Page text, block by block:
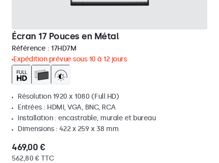
Écran 17 Pouces en Métal
Référence : 17HD7M
Expédition prévue sous 10 à 12 jours
Résolution 1920 x 1080 (Full HD)
Entrées : HDMI, VGA, BNC, RCA
Installation : encastrable, murale et bureau
Dimensions : 422 x 259 x 38 mm
469,00 €
562,80 € TTC